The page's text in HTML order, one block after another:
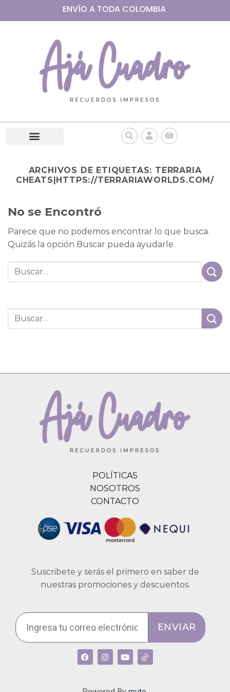
ENVÍO A TODA COLOMBIA
ARCHIVOS DE ETIQUETAS: TERRARIA
CHEATS|HTTPS://TERRARIAWORLDS.COM/
No se Encontró
Parece que no podemos encontrar lo que busca.
Quizás la opción Buscar pueda ayudarle.
POLÍTICAS
NOSOTROS
CONTACTO
Suscribete y serás el primero en saber de
nuestras promociones y descuentos.
ENVIAR